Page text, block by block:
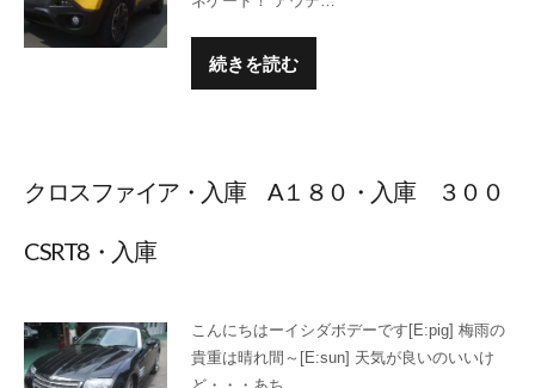
続きを読む
クロスファイア・入庫 A１８０・入庫 ３００
CSRT8・入庫
こんにちはーイシダボデーです[E:pig] 梅雨の
貴重は晴れ間～[E:sun] 天気が良いのいいけ